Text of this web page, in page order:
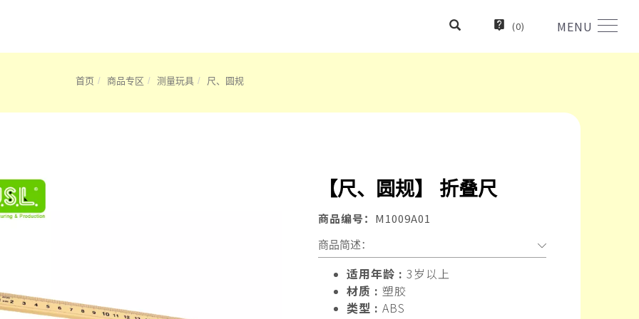
MENU
(0)
首页 商品专区 测量玩具 尺、圆规
【尺、圆规】 折叠尺
商品编号： M1009A01
商品简述：
适用年龄 : 3岁以上
材质 : 塑胶
类型 : ABS